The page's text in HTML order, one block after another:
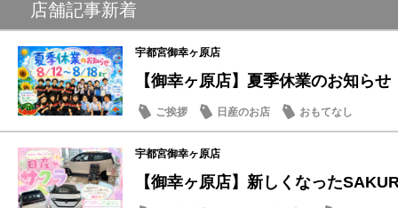
店舗記事新着
宇都宮御幸ヶ原店
【御幸ヶ原店】夏季休業のお知らせ
ご挨拶 日産のお店 おもてなし
宇都宮御幸ヶ原店
【御幸ヶ原店】新しくなった